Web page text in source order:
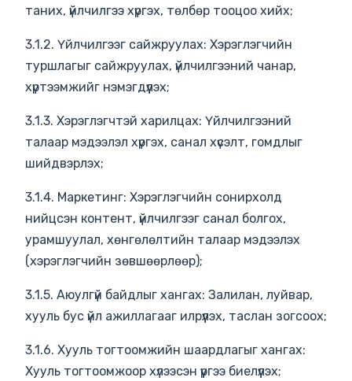
таних, үйлчилгээ хүргэх, төлбөр тооцоо хийх;
3.1.2. Үйлчилгээг сайжруулах: Хэрэглэгчийн
туршлагыг сайжруулах, үйлчилгээний чанар,
хүртээмжийг нэмэгдүүлэх;
3.1.3. Хэрэглэгчтэй харилцах: Үйлчилгээний
талаар мэдээлэл хүргэх, санал хүсэлт, гомдлыг
шийдвэрлэх;
3.1.4. Маркетинг: Хэрэглэгчийн сонирхолд
нийцсэн контент, үйлчилгээг санал болгох,
урамшуулал, хөнгөлөлтийн талаар мэдээлэх
(хэрэглэгчийн зөвшөөрлөөр);
3.1.5. Аюулгүй байдлыг хангах: Залилан, луйвар,
хууль бус үйл ажиллагааг илрүүлэх, таслан зогсоох;
3.1.6. Хууль тогтоомжийн шаардлагыг хангах:
Хууль тогтоомжоор хүлээсэн үүргээ биелүүлэх;